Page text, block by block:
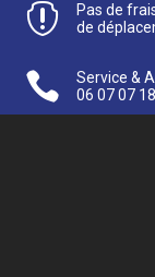

Pas de
de

Service &
06 07 07